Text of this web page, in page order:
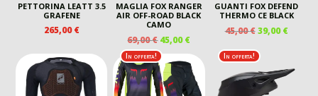
PETTORINA LEATT 3.5
GRAFENE
265,00€
MAGLIA FOX RANGER
AIR OFF-ROAD BLACK
CAMO
69,00€ IL
PREZZO
ORIGINALE
ERA:
69,00 €.
45,00€IL
PREZZO
ATTUALE
È:
45,00 €.
GUANTI FOX DEFEND
THERMO CE BLACK
45,00€ IL
ORIGINALE
45,00 €.
39,00€IL
È:
In offerta! In offerta!